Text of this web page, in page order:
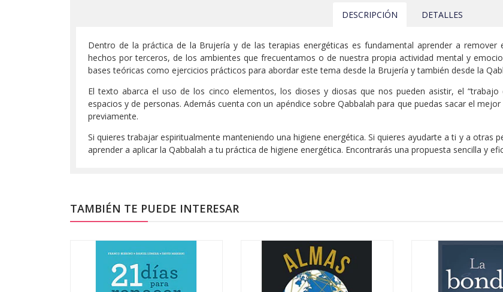
DESCRIPCIÓN DETALLES
Dentro de la práctica de la Brujería y de las terapias energéticas es fundamental aprender a remover
hechos por terceros, de los ambientes que frecuentamos o de nuestra propia actividad mental y
bases teóricas como ejercicios prácticos para abordar este tema desde la Brujería y también desde la
El texto abarca el uso de los cinco elementos, los dioses y diosas que nos pueden asistir, el
espacios y de personas. Además cuenta con un apéndice sobre Qabbalah para que puedas sacar el
previamente.
Si quieres trabajar espiritualmente manteniendo una higiene energética. Si quieres ayudarte a ti y a otras
aprender a aplicar la Qabbalah a tu práctica de higiene energética. Encontrarás una propuesta sencilla y
TAMBIÉN TE PUEDE INTERESAR